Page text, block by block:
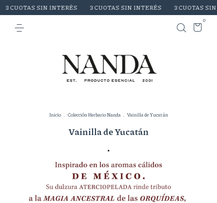
SIN INTERÉS 3 CUOTAS SIN INTERÉS 3 CUOTAS SIN
0
Inicio . Colección Herbario Nanda . Vainilla de Yucatán
Vainilla de Yucatán